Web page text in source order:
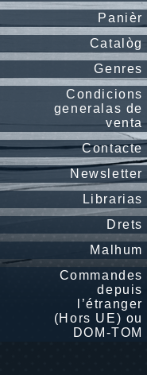
Panièr
Catalòg
Genres
Condicions
generalas de
venta
Contacte
Newsletter
Librarias
Drets
Malhum
Commandes
depuis
l’étranger
(Hors UE) ou
DOM-TOM